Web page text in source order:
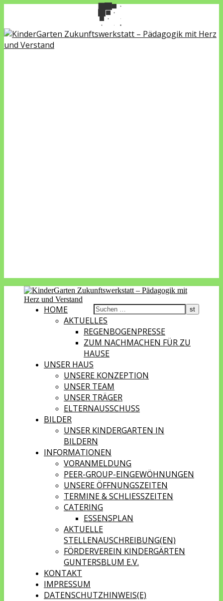
HOME
AKTUELLES
REGENBOGENPRESSE
ZUM NACHMACHEN FÜR ZU
HAUSE
UNSER HAUS
UNSERE KONZEPTION
UNSER TEAM
UNSER TRÄGER
ELTERNAUSSCHUSS
BILDER
UNSER KINDERGARTEN IN
BILDERN
INFORMATIONEN
VORANMELDUNG
PEER-GROUP-EINGEWÖHNUNGEN
UNSERE ÖFFNUNGSZEITEN
TERMINE & SCHLIESSZEITEN
CATERING
ESSENSPLAN
AKTUELLE
STELLENAUSCHREIBUNG(EN)
FÖRDERVEREIN KINDERGÄRTEN
GUNTERSBLUM E.V.
KONTAKT
IMPRESSUM
DATENSCHUTZHINWEIS(E)